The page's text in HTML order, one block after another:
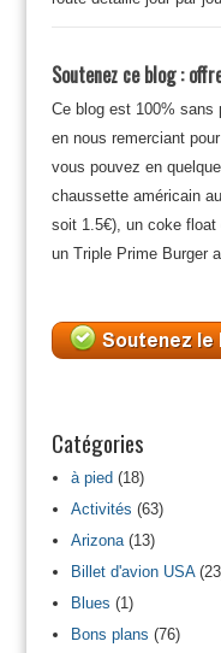
Soutenez ce blog :
Ce blog est 100% sans
en nous remerciant
vous pouvez en
chaussette américain
soit 1.5€), un coke float
un Triple Prime Burger
Catégories
à pied(18)
Activités (63)
Arizona(13)
Billet d'avion USA
Blues (1)
Bons plans (76)